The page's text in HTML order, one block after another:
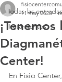
Todas las entradas
Tratamientos
Center!
11 may 2023 1
En Fisio